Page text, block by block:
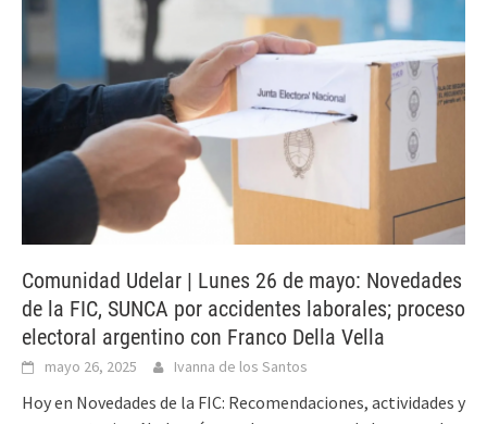
Comunidad Udelar | Lunes 26 de mayo: Novedades
de la FIC, SUNCA por accidentes laborales; proceso
electoral argentino con Franco Della Vella
mayo 26, 2025 Ivanna de los Santos
Hoy en Novedades de la FIC: Recomendaciones, actividades y